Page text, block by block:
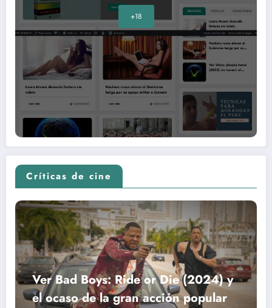
+18
Críticas de cine
Ver Bad Boys: Ride or Die (2024) y
el ocaso de la gran acción popular